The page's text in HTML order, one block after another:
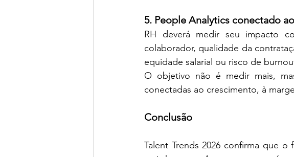
5. People Analytics conectado
RH deverá medir seu impacto
colaborador, qualidade da
equidade salarial ou risco de
O objetivo não é medir mais,
conectadas ao crescimento, à
Conclusão
Talent Trends 2026 confirma que